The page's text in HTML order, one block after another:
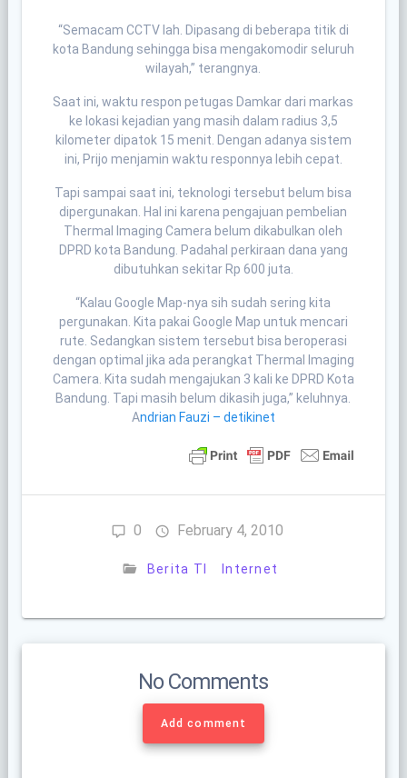
“Semacam CCTV lah. Dipasang di beberapa titik di
kota Bandung sehingga bisa mengakomodir seluruh
wilayah,” terangnya.
Saat ini, waktu respon petugas Damkar dari markas
ke lokasi kejadian yang masih dalam radius 3,5
kilometer dipatok 15 menit. Dengan adanya sistem
ini, Prijo menjamin waktu responnya lebih cepat.
Tapi sampai saat ini, teknologi tersebut belum bisa
dipergunakan. Hal ini karena pengajuan pembelian
Thermal Imaging Camera belum dikabulkan oleh
DPRD kota Bandung. Padahal perkiraan dana yang
dibutuhkan sekitar Rp 600 juta.
“Kalau Google Map-nya sih sudah sering kita
pergunakan. Kita pakai Google Map untuk mencari
rute. Sedangkan sistem tersebut bisa beroperasi
dengan optimal jika ada perangkat Thermal Imaging
Camera. Kita sudah mengajukan 3 kali ke DPRD Kota
Bandung. Tapi masih belum dikasih juga,” keluhnya.
Andrian Fauzi – detikinet
0 February 4, 2010
Berita TI Internet
No Comments
Add comment